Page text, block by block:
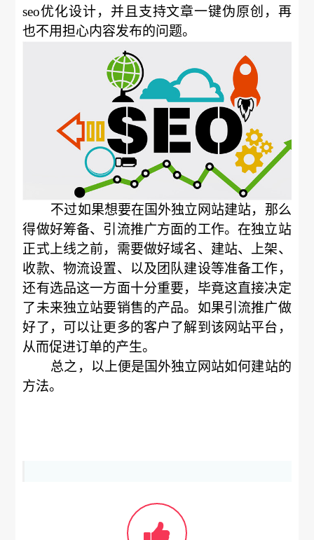
seo优化设计，并且支持文章一键伪原创，再
也不用担心内容发布的问题。
不过如果想要在国外独立网站建站，那么
得做好筹备、引流推广方面的工作。在独立站
正式上线之前，需要做好域名、建站、上架、
收款、物流设置、以及团队建设等准备工作，
还有选品这一方面十分重要，毕竟这直接决定
了未来独立站要销售的产品。如果引流推广做
好了，可以让更多的客户了解到该网站平台，
从而促进订单的产生。
总之，以上便是国外独立网站如何建站的
方法。